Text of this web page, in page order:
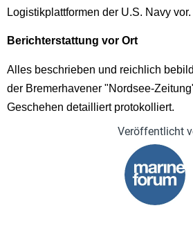
Logistikplattformen der U.S. Navy vor.
Berichterstattung vor Ort
Alles beschrieben und reichlich
der Bremerhavener "Nordsee-
Geschehen detailliert protokolliert.